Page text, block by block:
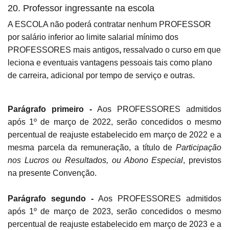
20. Professor ingressante na escola
A ESCOLA não poderá contratar nenhum PROFESSOR
por salário inferior ao limite salarial mínimo dos
PROFESSORES mais antigos, ressalvado o curso em que
leciona e eventuais vantagens pessoais tais como plano
de carreira, adicional por tempo de serviço e outras.
Parágrafo primeiro -Aos PROFESSORES admitidos
após 1º de março de 2022, serão concedidos o mesmo
percentual de reajuste estabelecido em março de 2022 e a
mesma parcela da remuneração, a título de Participação
nos Lucros ou Resultados, ou Abono Especial, previstos
na presente Convenção.
Parágrafo segundo -Aos PROFESSORES admitidos
após 1º de março de 2023, serão concedidos o mesmo
percentual de reajuste estabelecido em março de 2023 e a